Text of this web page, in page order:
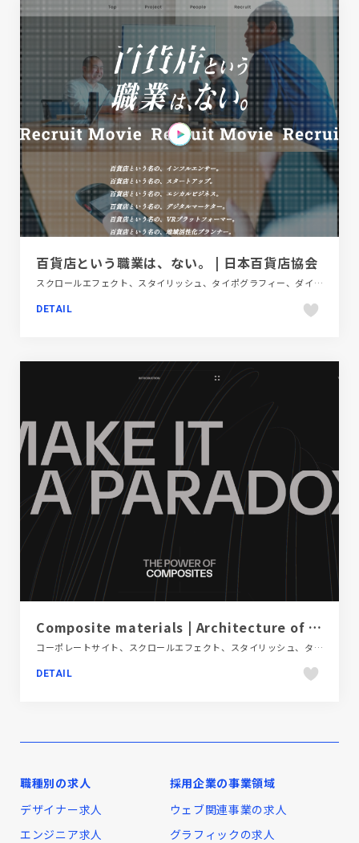
百貨店という職業は、ない。 | 日本百貨店協会
スクロールエフェクト、スタイリッシュ、タイポグラフィー、ダイナミック、ピンク系、ブルー系、ホワイト系、ポップ、メディアサイト、モーション多め、商業施設・レジャー、大きめ写真、新卒・中途採用サイト
DETAIL
Composite materials | Architecture of new possibilities
コーポレートサイト、スクロールエフェクト、スタイリッシュ、タイポグラフィー、ブラック系 、建設・住宅・不動産
DETAIL
職種別の求人
デザイナー求人
エンジニア求人
採用企業の事業領域
ウェブ関連事業の求人
グラフィックの求人